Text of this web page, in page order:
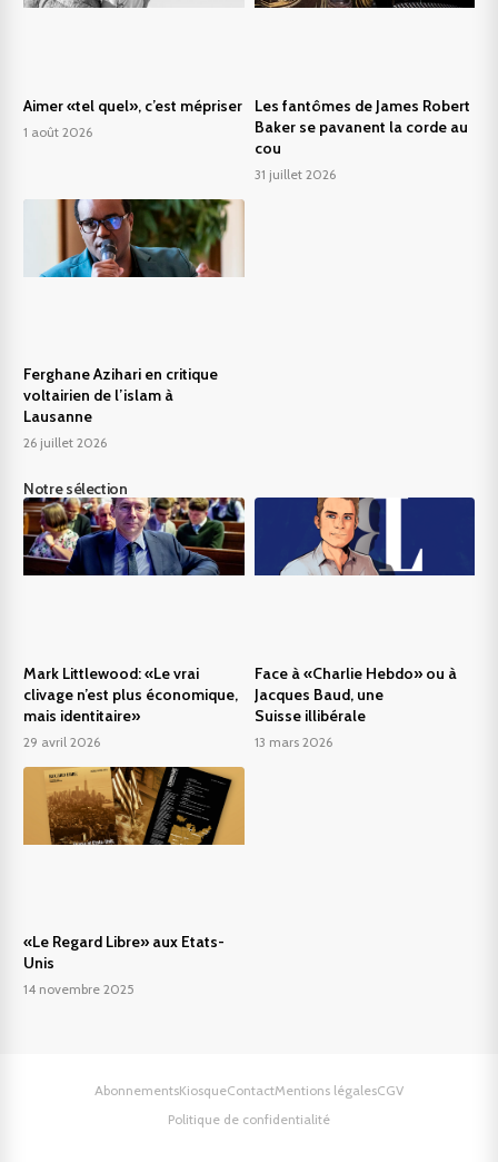
Aimer «tel quel», c’est mépriser
1 août 2026
Les fantômes de James Robert
Baker se pavanent la corde au
cou
31 juillet 2026
Ferghane Azihari en critique
voltairien de l’islam à
Lausanne
26 juillet 2026
Notre sélection
Mark Littlewood: «Le vrai
clivage n’est plus économique,
mais identitaire»
29 avril 2026
Face à «Charlie Hebdo» ou à
Jacques Baud, une
Suisse illibérale
13 mars 2026
«Le Regard Libre» aux Etats-
Unis
14 novembre 2025
AbonnementsKiosqueContactMentions légalesCGV
Politique de confidentialité